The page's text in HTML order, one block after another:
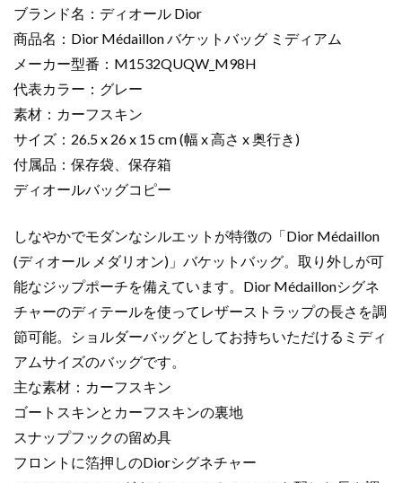
デ
ィ
ア
ム
グ
レ
ー
M1532QUQW_M98H
デ
ィ
ー
ル
バ
ッ
グ
コ
ピ
ー
個
ブランド名：ディオール Dior
商品名：Dior Médaillon バケットバッグ ミディアム
メーカー型番：M1532QUQW_M98H
代表カラー：グレー
素材：カーフスキン
サイズ：26.5 x 26 x 15 cm (幅 x 高さ x 奥行き)
付属品：保存袋、保存箱
ディオールバッグコピー
しなやかでモダンなシルエットが特徴の「Dior Médaillon
(ディオール メダリオン)」バケットバッグ。取り外しが可
能なジップポーチを備えています。Dior Médaillonシグネ
チャーのディテールを使ってレザーストラップの長さを調
節可能。ショルダーバッグとしてお持ちいただけるミディ
アムサイズのバッグです。
主な素材：カーフスキン
ゴートスキンとカーフスキンの裏地
スナップフックの留め具
フロントに箔押しのDiorシグネチャー